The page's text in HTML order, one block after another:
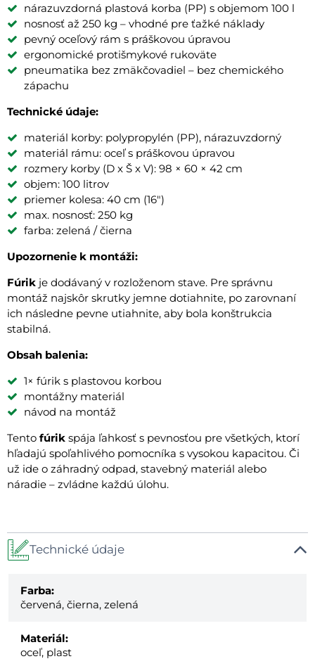
nárazuvzdorná plastová korba (PP) s objemom 100 l
nosnosť až 250 kg – vhodné pre ťažké náklady
pevný oceľový rám s práškovou úpravou
ergonomické protišmykové rukoväte
pneumatika bez zmäkčovadiel – bez chemického
zápachu
Technické údaje:
materiál korby: polypropylén (PP), nárazuvzdorný
materiál rámu: oceľ s práškovou úpravou
rozmery korby (D x Š x V): 98 × 60 × 42 cm
objem: 100 litrov
priemer kolesa: 40 cm (16")
max. nosnosť: 250 kg
farba: zelená / čierna
Upozornenie k montáži:
Fúrik je dodávaný v rozloženom stave. Pre správnu
montáž najskôr skrutky jemne dotiahnite, po zarovnaní
ich následne pevne utiahnite, aby bola konštrukcia
stabilná.
Obsah balenia:
1× fúrik s plastovou korbou
montážny materiál
návod na montáž
Tento fúrik spája ľahkosť s pevnosťou pre všetkých, ktorí
hľadajú spoľahlivého pomocníka s vysokou kapacitou. Či
už ide o záhradný odpad, stavebný materiál alebo
náradie – zvládne každú úlohu.
Technické údaje
Farba:
červená, čierna, zelená
Materiál:
oceľ, plast